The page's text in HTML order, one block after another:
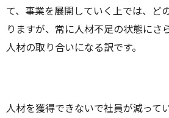
て、事業を展開していく上では、ど
りますが、常に人材不足の状態にさ
人材の取り合いになる訳です。
人材を獲得できないで社員が減って